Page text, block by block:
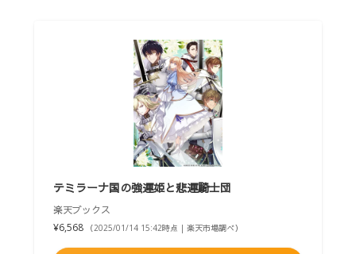
テミラーナ国の強運姫と悲運騎士団
楽天ブックス
¥6,568
（2025/01/14 15:42時点 | 楽天市場調べ）